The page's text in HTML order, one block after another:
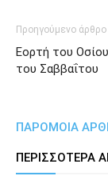
Προηγούμενο άρθρο
Εορτή του
του Σαββαΐτου
ΠΑΡΟΜΟΙΑ
ΠΕΡΙΣΣΟΤΕΡΑ